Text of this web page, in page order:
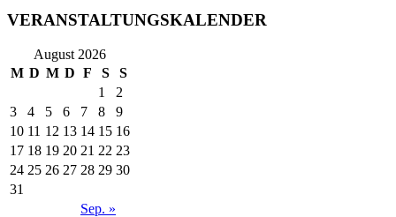
VERANSTALTUNGSKALENDER
August 2026
M D M D F S S
Sep. »
1
2
3
4 5 6 7 8
9
10 11 12 13 14 15 16
17 18 19 20 21 22 23
24 25 26 27 28 29 30
31